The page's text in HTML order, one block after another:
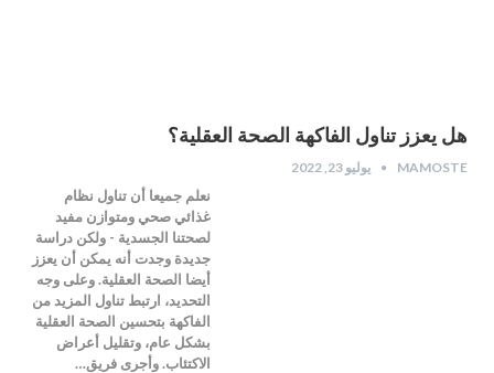
هل يعزز تناول الفاكهة الصحة العقلية؟
MAMOSTE يوليو 23, 2022
نعلم جميعا أن تناول نظام
غذائي صحي ومتوازن مفيد
لصحتنا الجسدية - ولكن دراسة
جديدة وجدت أنه يمكن أن يعزز
أيضا الصحة العقلية. وعلى وجه
التحديد، ارتبط تناول المزيد من
الفاكهة بتحسين الصحة العقلية
بشكل عام، وتقليل أعراض
الاكتئاب. وأجرى فريق…